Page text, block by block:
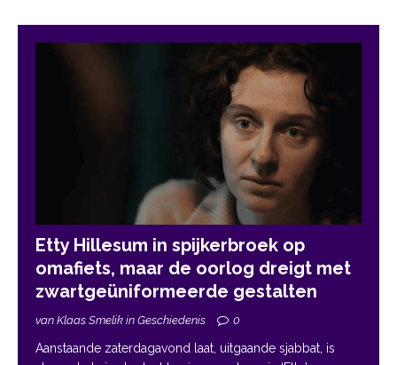
Etty Hillesum in spijkerbroek op
omafiets, maar de oorlog dreigt met
zwartgeüniformeerde gestalten
van Klaas Smelik in Geschiedenis 0
Aanstaande zaterdagavond laat, uitgaande sjabbat, is